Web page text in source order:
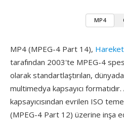
MP4
MP4 (MPEG-4 Part 14),
tarafından 2003'te MPEG-4
olarak standartlaştırılan, dünyada
multimedya kapsayıcı
kapsayıcısından evrilen ISO
(MPEG-4 Part 12) üzerine inşa